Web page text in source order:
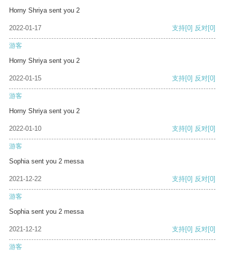
Horny Shriya sent you 2
2022-01-17 支持[0] 反对[0]
游客
Horny Shriya sent you 2
2022-01-15 支持[0] 反对[0]
游客
Horny Shriya sent you 2
2022-01-10 支持[0] 反对[0]
游客
Sophia sent you 2 messa
2021-12-22 支持[0] 反对[0]
游客
Sophia sent you 2 messa
2021-12-12 支持[0] 反对[0]
游客